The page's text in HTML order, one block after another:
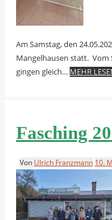
Am Samstag, den
Mangelhausen statt. Vom
gingen gleich… MEHR
Fasching
Von Ulrich Franzmann 10.